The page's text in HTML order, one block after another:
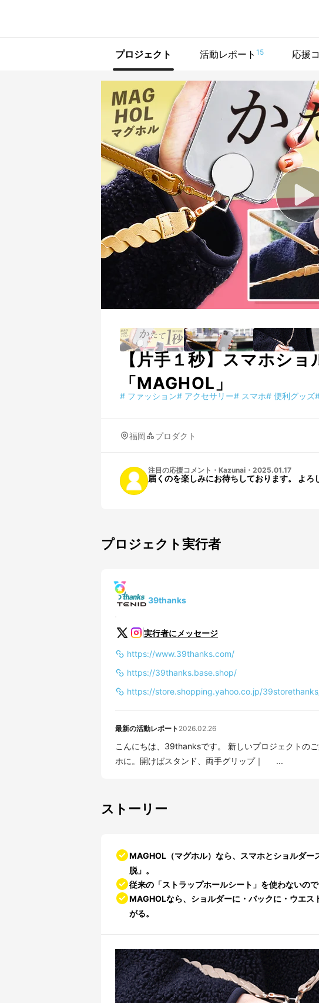
プロジェクト 活動レポート 15 応援
【片手１秒】スマホシ
「MAGHOL」
# ファッション# アクセサリー# スマホ# 便利グッズ
福岡 プロダクト
注目の応援コメント ・ Kazunai ・ 2025.01.17
届くのを楽しみにお待ちしております。 よろ
プロジェクト実行者
39thanks
実行者にメッセージ
https://www.39thanks.com/
https://39thanks.base.shop/
https://store.shopping.yahoo.co.jp/
最新の活動レポート 2026.02.26
こんにちは、39thanksです。 新しいプロジェクトのご案内です。 ◯ 折りた
ホに。開けばスタンド、両手グリップ｜ ...
ストーリー
MAGHOL（マグホル）なら、スマホとショルダー
脱」。
従来の「ストラップホールシート」を使わないの
MAGHOLなら、ショルダーに・バックに・ウエ
がる。